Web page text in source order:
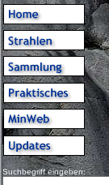
Suchbegriff eingeben: